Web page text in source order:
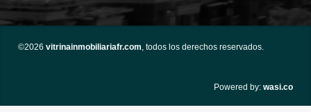
©2026 vitrinainmobiliariafr.com, todos los derechos reservados.
Powered by: wasi.co